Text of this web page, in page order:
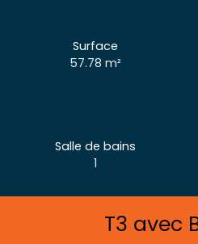
Surface
57.78m²
Salle de bains
1
T3 avec